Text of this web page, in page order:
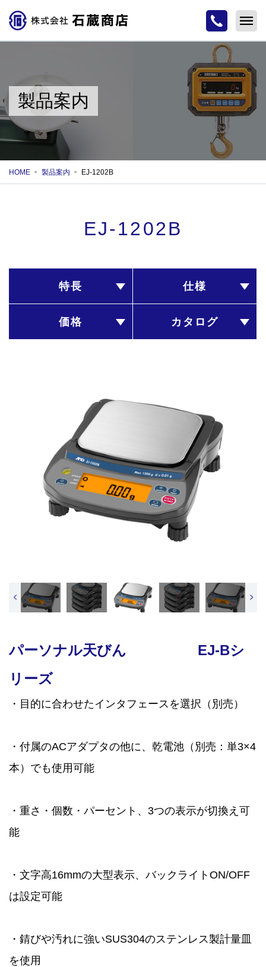
製品案内
HOME 製品案内 EJ-1202B
EJ-1202B
特長 仕様
価格 カタログ
< >
パーソナル天びん EJ-Bシ
リーズ
・目的に合わせたインタフェースを選択（別売）
・付属のACアダプタの他に、乾電池（別売：単3×4
本）でも使用可能
・重さ・個数・パーセント、3つの表示が切換え可
能
・文字高16mmの大型表示、バックライトON/OFF
は設定可能
・錆びや汚れに強いSUS304のステンレス製計量皿
を使用